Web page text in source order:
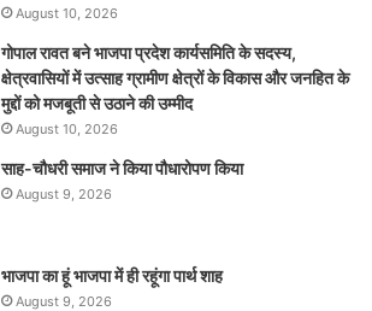
August 10, 2026
गोपाल रावत बने भाजपा प्रदेश कार्यसमिति के सदस्य,
क्षेत्रवासियों में उत्साह ग्रामीण क्षेत्रों के विकास और जनहित के
मुद्दों को मजबूती से उठाने की उम्मीद
August 10, 2026
साह-चौधरी समाज ने किया पौधारोपण किया
August 9, 2026
भाजपा का हूं भाजपा में ही रहूंगा पार्थ शाह
August 9, 2026